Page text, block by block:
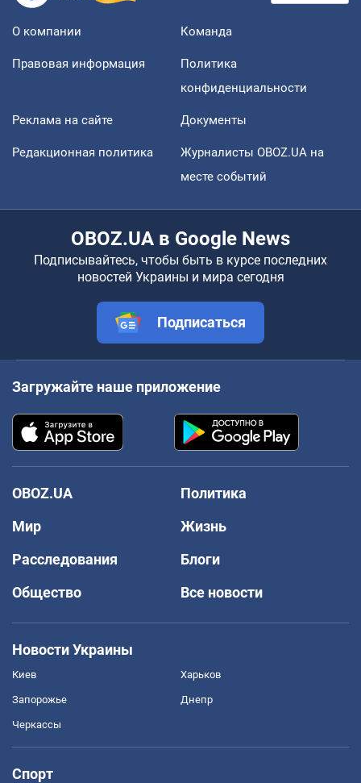
О компании Команда
Правовая информация
Политика
конфиденциальности
Реклама на сайте Документы
Редакционная политика
Журналисты OBOZ.UA на
месте событий
OBOZ.UA в Google News
Подписывайтесь, чтобы быть в курсе последних
новостей Украины и мира сегодня
Подписаться
Загружайте наше приложение
OBOZ.UA
Политика
Мир
Жизнь
Расследования
Блоги
Общество
Все новости
Новости Украины
Киев Харьков
Запорожье Днепр
Черкассы
Спорт